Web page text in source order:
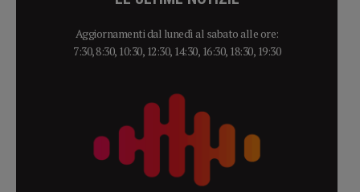
Aggiornamenti dal lunedì al sabato alle ore:
7:30, 8:30, 10:30, 12:30, 14:30, 16:30, 18:30, 19:30